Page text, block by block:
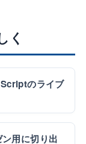
く
のライブ
用に切り出